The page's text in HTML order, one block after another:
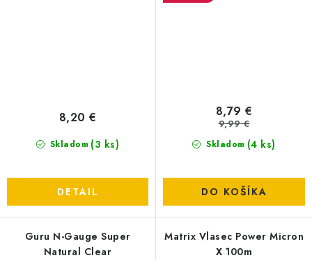
Skladom (3 ks)
8,20 €
DETAIL
Skladom (4 ks)
8,79 €
9,99 €
DO KOŠÍKA
Guru N-Gauge Super
Natural Clear
Matrix Vlasec Power Micron
X 100m